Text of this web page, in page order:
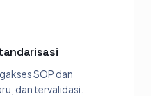
SOP dan
dan tervalidasi.